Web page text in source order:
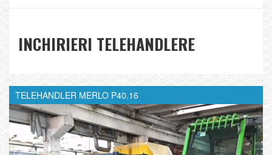
INCHIRIERI TELEHANDLERE
TELEHANDLER MERLO P40.16